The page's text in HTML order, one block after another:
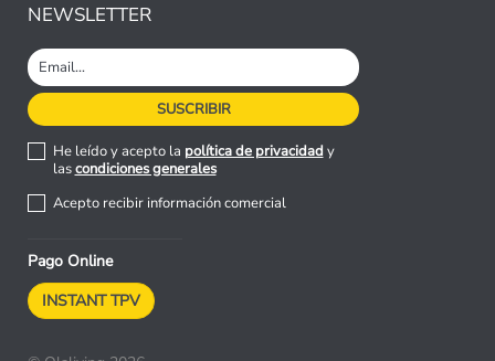
NEWSLETTER
He leído y acepto la política de privacidady
lascondiciones generales
Acepto recibir información comercial
Pago Online
INSTANT TPV